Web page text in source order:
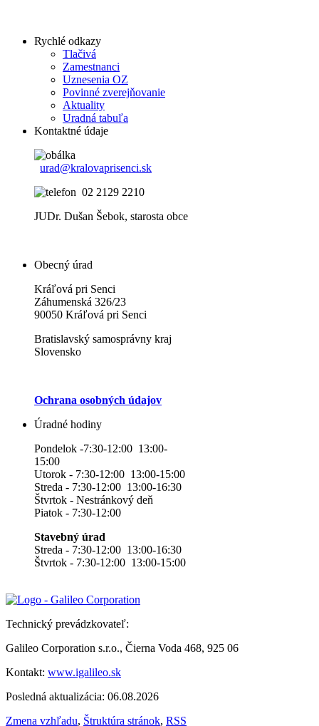
Rychlé odkazy
Tlačivá
Zamestnanci
Uznesenia OZ
Povinné zverejňovanie
Aktuality
Uradná tabuľa
Kontaktné údaje
urad@kralovaprisenci.sk
02 2129 2210
JUDr. Dušan Šebok, starosta obce
Obecný úrad
Kráľová pri Senci
Záhumenská 326/23
90050 Kráľová pri Senci
Bratislavský samosprávny kraj
Slovensko
Ochrana osobných údajov
Úradné hodiny
Pondelok -7:30-12:00 13:00-
15:00
Utorok - 7:30-12:00 13:00-15:00
Streda - 7:30-12:00 13:00-16:30
Štvrtok - Nestránkový deň
Piatok - 7:30-12:00
Stavebný úrad
Streda - 7:30-12:00 13:00-16:30
Štvrtok - 7:30-12:00 13:00-15:00
Technický prevádzkovateľ:
Galileo Corporation s.r.o., Čierna Voda 468, 925 06
Kontakt: www.igalileo.sk
Posledná aktualizácia: 06.08.2026
Zmena vzhľadu, Štruktúra stránok, RSS